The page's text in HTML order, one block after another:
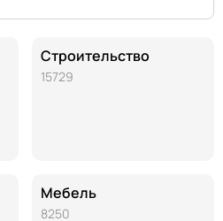
Строительство
15729
Мебель
8250